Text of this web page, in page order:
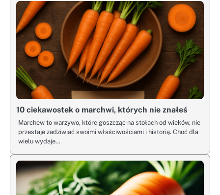
10 ciekawostek o marchwi, których nie znałeś
Marchew to warzywo, które goszcząc na stołach od wieków, nie
przestaje zadziwiać swoimi właściwościami i historią. Choć dla
wielu wydaje…